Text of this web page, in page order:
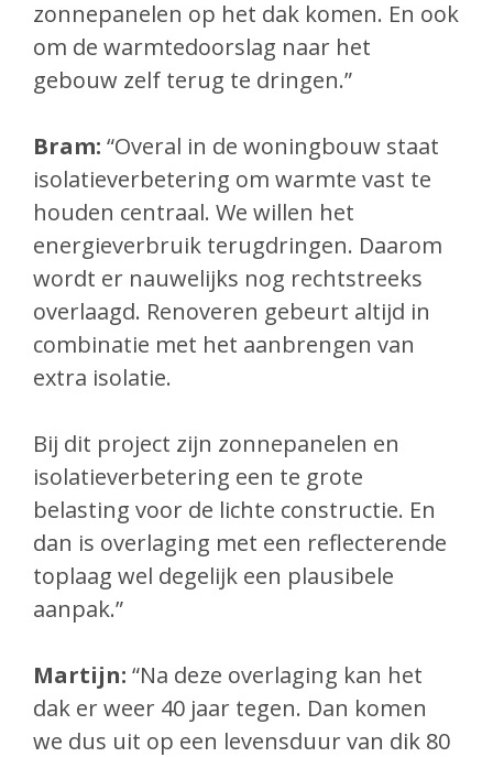
zonnepanelen op het dak komen. En ook
om de warmtedoorslag naar het
gebouw zelf terug te dringen.”
Bram: “Overal in de woningbouw staat
isolatieverbetering om warmte vast te
houden centraal. We willen het
energieverbruik terugdringen. Daarom
wordt er nauwelijks nog rechtstreeks
overlaagd. Renoveren gebeurt altijd in
combinatie met het aanbrengen van
extra isolatie.
Bij dit project zijn zonnepanelen en
isolatieverbetering een te grote
belasting voor de lichte constructie. En
dan is overlaging met een reflecterende
toplaag wel degelijk een plausibele
aanpak.”
Martijn: “Na deze overlaging kan het
dak er weer 40 jaar tegen. Dan komen
we dus uit op een levensduur van dik 80